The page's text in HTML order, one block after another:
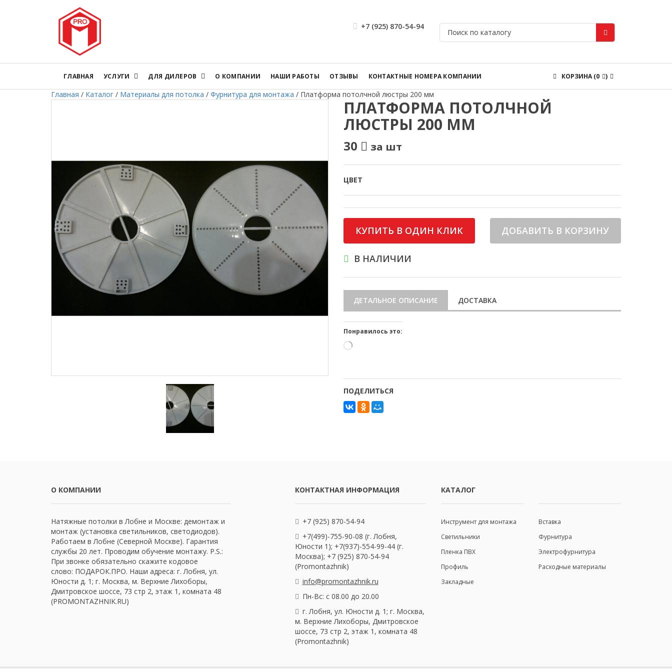
+7 (925) 870-54-94
ГЛАВНАЯ УСЛУГИ ДЛЯ ДИЛЕРОВ О КОМПАНИИ НАШИ РАБОТЫ ОТЗЫВЫ КОНТАКТНЫЕ НОМЕРА КОМПАНИИ КОРЗИНА (0 )
Главная / Каталог / Материалы для потолка / Фурнитура для монтажа / Платформа потолчной люстры 200 мм
ПЛАТФОРМА ПОТОЛЧНОЙ
ЛЮСТРЫ 200 ММ
30 за шт
ЦВЕТ
КУПИТЬ В ОДИН КЛИК ДОБАВИТЬ В КОРЗИНУ
В НАЛИЧИИ
ДЕТАЛЬНОЕ ОПИСАНИЕ ДОСТАВКА
Понравилось это:
Загрузка…
ПОДЕЛИТЬСЯ
О КОМПАНИИ
Натяжные потолки в Лобне и Москве: демонтаж и
монтаж (установка светильников, светодиодов).
Работаем в Лобне (Северной Москве). Гарантия
службы 20 лет. Проводим обучение монтажу. P.S.:
При звонке обязательно скажите кодовое
слово: ПОДАРОК.ПРО. Наши адреса: г. Лобня, ул.
Юности д. 1; г. Москва, м. Верхние Лихоборы,
Дмитровское шоссе, 73 стр 2, этаж 1, комната 48
(PROMONTAZHNIK.RU)
КОНТАКТНАЯ ИНФОРМАЦИЯ
+7 (925) 870-54-94
+7(499)-755-90-08 (г. Лобня,
Юности 1); +7(937)-554-99-44 (г.
Москва); +7 (925) 870-54-94
(Promontazhnik)
info@promontazhnik.ru
Пн-Вс: с 08.00 до 20.00
г. Лобня, ул. Юности д. 1; г. Москва,
м. Верхние Лихоборы, Дмитровское
шоссе, 73 стр 2, этаж 1, комната 48
(Promontazhnik)
КАТАЛОГ
Инструмент для монтажа
Светильники
Пленка ПВХ
Профиль
Закладные
Вставка
Фурнитура
Электрофурнитура
Расходные материалы